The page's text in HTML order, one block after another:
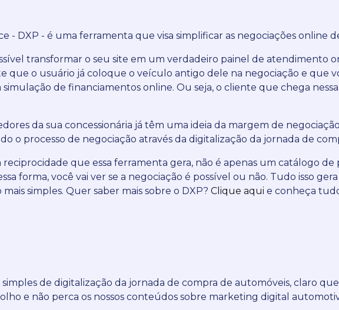
- DXP - é uma ferramenta que visa simplificar as negociações online
transformar o seu site em um verdadeiro painel de atendimento
que o usuário já coloque o veículo antigo dele na negociação e que
simulação de financiamentos online. Ou seja, o cliente que chega
da sua concessionária já têm uma ideia da margem de
o processo de negociação através da digitalização da jornada de
que essa ferramenta gera, não é apenas um catálogo
forma, você vai ver se a negociação é possível ou não. Tudo isso
simples. Quer saber mais sobre o DXP? Clique aqui e conheça
simples de digitalização da jornada de compra de automóveis, claro
e não perca os nossos conteúdos sobre marketing digital